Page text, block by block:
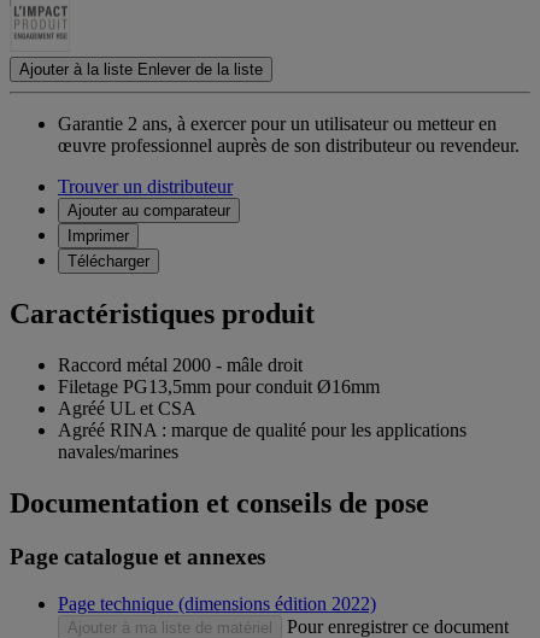
Ajouter à la liste Enlever de la liste
Garantie 2 ans, à exercer pour un utilisateur ou metteur en
œuvre professionnel auprès de son distributeur ou revendeur.
Trouver un distributeur
Ajouter au comparateur
Imprimer
Télécharger
Caractéristiques produit
Raccord métal 2000 - mâle droit
Filetage PG13,5mm pour conduit Ø16mm
Agréé UL et CSA
Agréé RINA : marque de qualité pour les applications
navales/marines
Documentation et conseils de pose
Page catalogue et annexes
Page technique (dimensions édition 2022)
Ajouter à ma liste de matériel
Pour enregistrer ce document